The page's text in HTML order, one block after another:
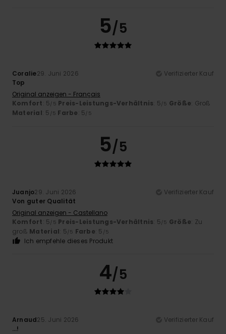
5/5
Coralie29. Juni 2026
Verifizierter Kauf
Top
Original anzeigen - Français
Komfort: 5/5 Preis-Leistungs-Verhältnis: 5/5 Größe: Groß
Material: 5 /5 Farbe: 5/5
5/5
Juanjo29. Juni 2026
Verifizierter Kauf
Von guter Qualität
Original anzeigen - Castellano
Komfort: 5/5 Preis-Leistungs-Verhältnis: 5/5 Größe: Zu
groß Material: 5/5 Farbe: 5 /5
Ich empfehle dieses Produkt
4/5
Arnaud25. Juni 2026
Verifizierter Kauf
…!